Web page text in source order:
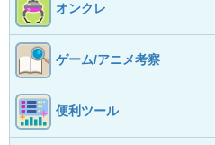
オンクレ
ゲーム/アニメ考察
便利ツール